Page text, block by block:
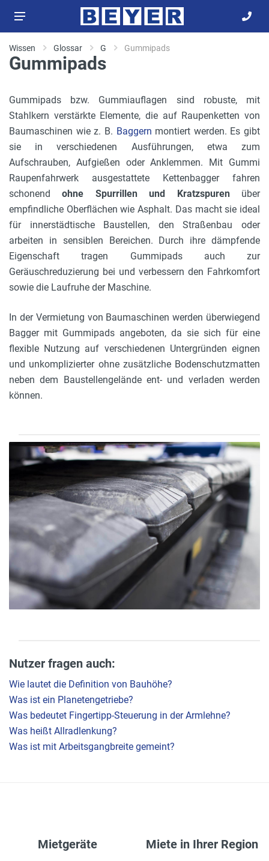
Wissen Glossar G Gummipads
Gummipads
Gummipads bzw. Gummiauflagen sind robuste, mit
Stahlkern verstärkte Elemente, die auf Raupenketten von
Baumaschinen wie z. B. Baggern montiert werden. Es gibt
sie in verschiedenen Ausführungen, etwa zum
Aufschrauben, Aufgießen oder Anklemmen. Mit Gummi
Raupenfahrwerk ausgestattete Kettenbagger fahren
schonendohne Spurrillen und Kratzspurenüber
empfindliche Oberflächen wie Asphalt. Das macht sie ideal
für innerstädtische Baustellen, den Straßenbau oder
arbeiten in sensiblen Bereichen. Durch ihre dämpfende
Eigenschaft tragen Gummipads auch zur
Geräuschreduzierung bei und verbessern den Fahrkomfort
sowie die Laufruhe der Maschine.
In der Vermietung von Baumaschinen werden überwiegend
Bagger mit Gummipads angeboten, da sie sich für eine
flexible Nutzung auf verschiedenen Untergründen eignen
und unkomplizierter ohne zusätzliche Bodenschutzmatten
neben dem Baustellengelände ent- und verladen werden
können.
Nutzer fragen auch:
Wie lautet die Definition von Bauhöhe?
Was ist ein Planetengetriebe?
Was bedeutet Fingertipp-Steuerung in der Armlehne?
Was heißt Allradlenkung?
Was ist mit Arbeitsgangbreite gemeint?
Mietgeräte Miete in Ihrer Region